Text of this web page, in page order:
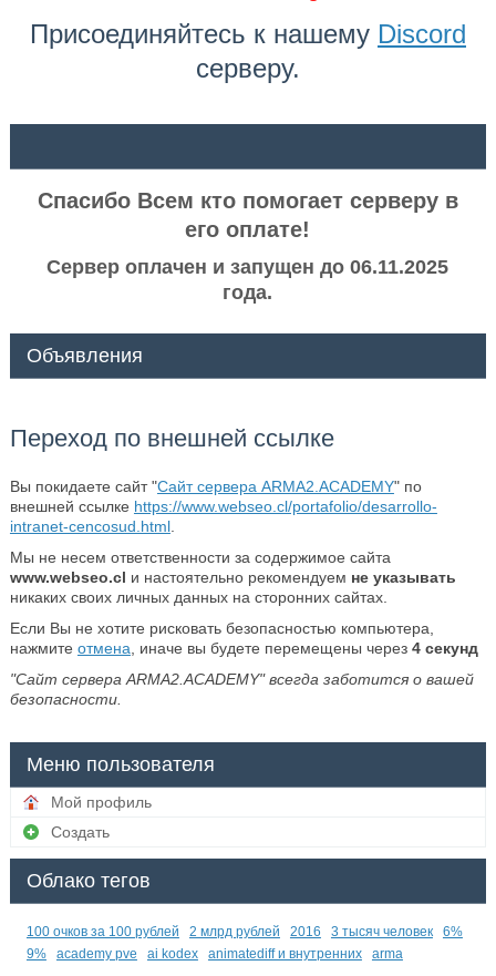
Присоединяйтесь к нашему Discord
серверу.
Спасибо Всем кто помогает серверу в
его оплате!
Сервер оплачен и запущен до 06.11.2025
года.
Объявления
Переход по внешней ссылке
Вы покидаете сайт "Сайт сервера ARMA2.ACADEMY" по
внешней ссылке https://www.webseo.cl/portafolio/desarrollo-
intranet-cencosud.html.
Мы не несем ответственности за содержимое сайта
www.webseo.cl и настоятельно рекомендуем не указывать
никаких своих личных данных на сторонних сайтах.
Если Вы не хотите рисковать безопасностью компьютера,
нажмите отмена , иначе вы будете перемещены через 3секунд
"Сайт сервера ARMA2.ACADEMY" всегда заботится о вашей
безопасности.
Меню пользователя
Мой профиль
Создать
Облако тегов
100 очков за 100 рублей 2 млрд рублей 2016 3 тысяч человек
6%
9%
academy pve ai kodex animatediff и внутренних arma